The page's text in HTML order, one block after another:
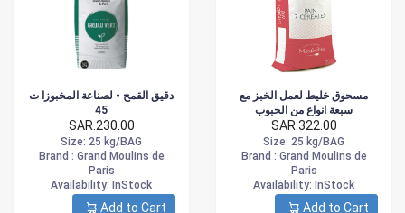
دقيق القمح - لصناعة المخبوزا ت
45
SAR.230.00
Size: 25 kg/BAG
Brand : Grand Moulins de
Paris
Availability: InStock
Add to Cart
مسحوق خليط لعمل الخبز مع
سبعة انواع من الحبوب
SAR.322.00
Size: 25 kg/BAG
Brand : Grand Moulins de
Paris
Availability: InStock
Add to Cart